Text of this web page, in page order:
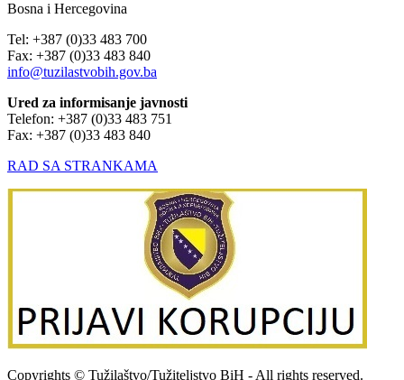
Bosna i Hercegovina
Tel: +387 (0)33 483 700
Fax: +387 (0)33 483 840
info@tuzilastvobih.gov.ba
Ured za informisanje javnosti
Telefon: +387 (0)33 483 751
Fax: +387 (0)33 483 840
RAD SA STRANKAMA
Copyrights © Tužilaštvo/Tužiteljstvo BiH - All rights reserved.